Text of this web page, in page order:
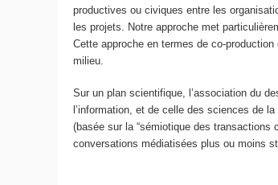
productives ou civiques entre les
les projets. Notre approche met
Cette approche en termes de co-
milieu.
Sur un plan scientifique, l’association du
l’information, et de celle des sciences de
(basée sur la “sémiotique des
conversations médiatisées plus ou moins